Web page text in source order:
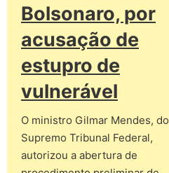
Bolsonaro, por
acusação de
estupro de
vulnerável
O ministro Gilmar Mendes, do
Supremo Tribunal Federal,
autorizou a abertura de